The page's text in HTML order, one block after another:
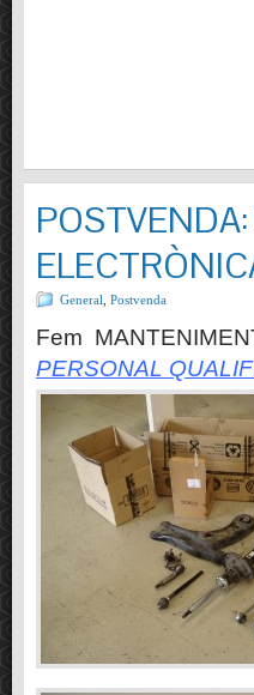
General Postvenda
Fem
PERSONAL